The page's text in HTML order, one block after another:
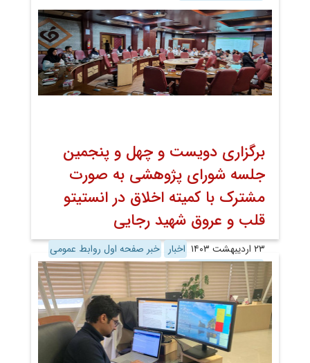
برگزاری دویست­ و چهل و پنجمین
جلسه شورای پژوهشی به صورت
مشترک با کمیته اخلاق در انستیتو
قلب و عروق شهید رجایی
۲۳ اردیبهشت ۱۴۰۳ اخبار خبر صفحه اول روابط عمومی
اخبار تصویری-امکانات